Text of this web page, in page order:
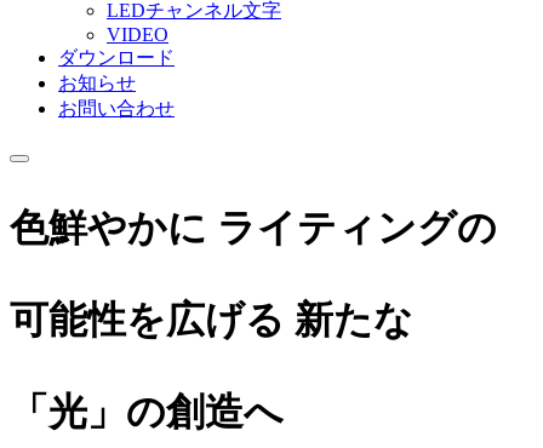
LEDチャンネル文字
VIDEO
ダウンロード
お知らせ
お問い合わせ
色鮮やかに ライティングの
可能性を広げる 新たな
「光」の創造へ